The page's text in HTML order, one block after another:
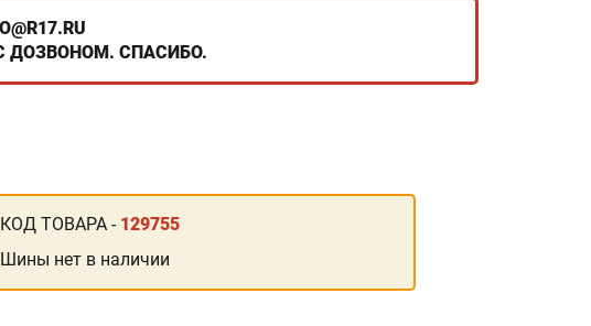
ДОЗВОНОМ. СПАСИБО.
КОД ТОВАРА - 129755
Шины нет в наличии